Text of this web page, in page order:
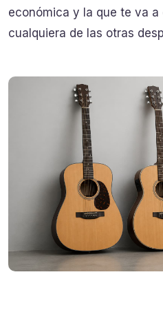
económica y la que te va
cualquiera de las otras